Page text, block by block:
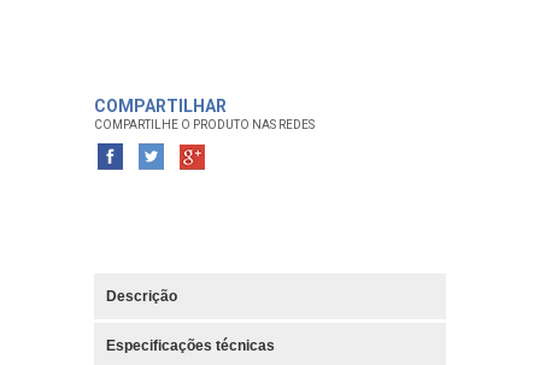
COMPARTILHAR
COMPARTILHE O PRODUTO NAS REDES
Descrição
Especificações técnicas